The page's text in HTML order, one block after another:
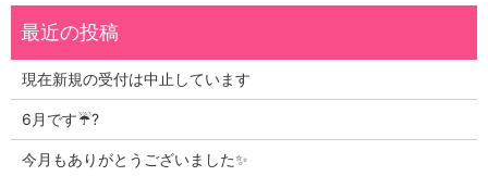
現在新規の受付は中止しています
6月です☔?
今月もありがとうございました✨